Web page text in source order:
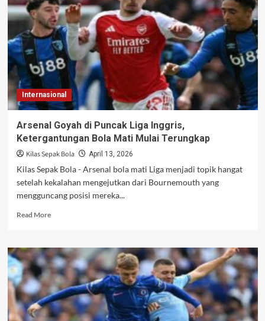
Elliot
Anderson,
Sinyal
Revolusi
Lini
Tengah
di
Internasional
Arsenal Goyah di Puncak Liga Inggris,
Ketergantungan Bola Mati Mulai Terungkap
Kilas Sepak Bola April 13, 2026
Kilas Sepak Bola - Arsenal bola mati Liga menjadi topik hangat
setelah kekalahan mengejutkan dari Bournemouth yang
mengguncang posisi mereka...
Read MoreRead
Arsenal
Goyah
di
Puncak
Liga
Inggris,
Ketergantungan